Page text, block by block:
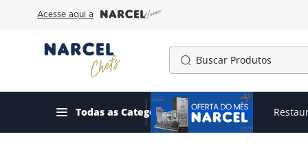
Acesse aqui a
Buscar Produtos
Todas as CategoriasOfertas do mês
1º
cafeteira
2º
gelopar